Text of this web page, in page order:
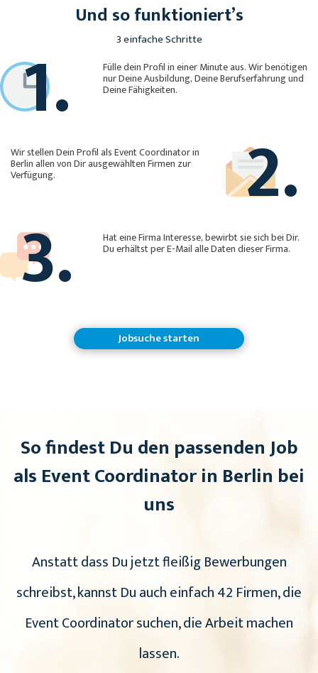
Und so funktioniert’s
3 einfache Schritte
1. Fülle dein Profil in einer Minute aus. Wir benötigen
nur Deine Ausbildung, Deine Berufserfahrung und
Deine Fähigkeiten.
2.
Wir stellen Dein Profil als Event Coordinator in
Berlin allen von Dir ausgewählten Firmen zur
Verfügung.
3. Hat eine Firma Interesse, bewirbt sie sich bei Dir.
Du erhältst per E-Mail alle Daten dieser Firma.
Jobsuche starten
So findest Du den passenden Job
als Event Coordinator in Berlin bei
uns
Anstatt dass Du jetzt fleißig Bewerbungen
schreibst, kannst Du auch einfach 42 Firmen, die
Event Coordinator suchen, die Arbeit machen
lassen.